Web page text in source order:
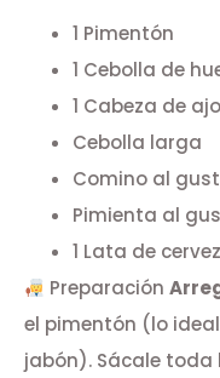
1 Pimentón
1 Cebolla de
1 Cabeza de
Cebolla larga
Comino al
Pimienta al
1 Lata de
Preparación
el pimentón (lo
jabón). Sácale